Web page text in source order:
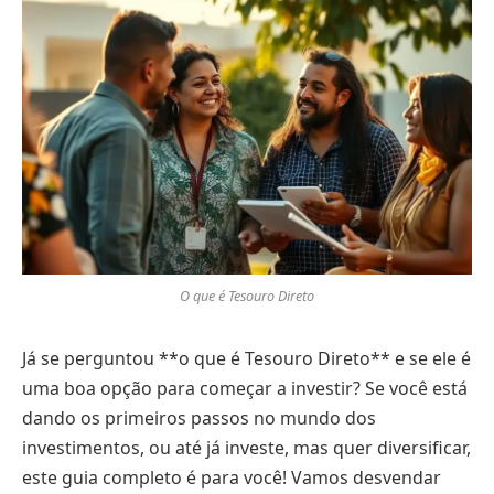
O que é Tesouro Direto
Já se perguntou **o que é Tesouro Direto** e se ele é
uma boa opção para começar a investir? Se você está
dando os primeiros passos no mundo dos
investimentos, ou até já investe, mas quer diversificar,
este guia completo é para você! Vamos desvendar